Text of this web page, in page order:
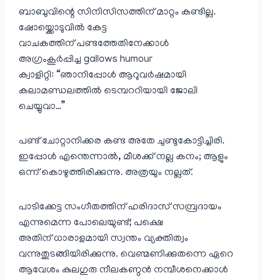
ബാബുവിന്റെ സിനിസിസത്തിന് മാറ്റം കണ്ടില്ല.
ഷോയ്ക്കൊടുവിൽ കേട്ട
വാചകത്തിന് പണ്ടത്തേതിനേക്കാൾ
അഗ്രംകൂർപ്പിച്ച gallows humour
ക്വാളിറ്റി: “ഞാനിപ്പോൾ ആറുവർഷമായി
കലാമണ്ഡലത്തിൽ ടെമ്പററിയായി ജോലി
ചെയ്യുവാ…”
പണ്ട് ചോറ്റാനിക്കര കണ്ട അതേ ചുണ്ടുകോട്ടിച്ചിരി.
ഇപ്പോൾ എന്തെന്നാൽ, മീശക്ക് നല്ല കനം; ആളും
ഒന്ന് കൊഴുത്തിരിക്കുന്നു. അത്രയും നല്ലത്.
പാടിക്കേട്ട സംഗീതത്തിന് ഹരിദാസ്‌ സമ്പ്രദായം
എന്നുമെന്ന പോലെയുണ്ട്; പക്ഷെ
അതിന് ധാരാളമായി സ്വന്തം വ്യക്തിത്വം
വന്നുതുടങ്ങിയിരിക്കുന്നു. വെണ്മണിക്കുതന്നെ ഏറെ
ആവേശം കുലഗുരു നീലകണ്ഠൻ നമ്പീശനെക്കാൾ